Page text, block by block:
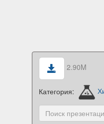
2.90M
Категория: